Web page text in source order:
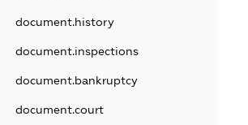
document.history
document.inspections
document.bankruptcy
document.court